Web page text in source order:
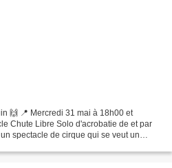
🙌 📍 Mercredi 31 mai à 18h00 et
Chute Libre Solo d'acrobatie de et par
spectacle de cirque qui se veut un